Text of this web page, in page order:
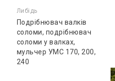
Либідь
Подрібнювач валків
соломи, подрібнювач
соломи у валках,
мульчер УMС 170, 200,
240